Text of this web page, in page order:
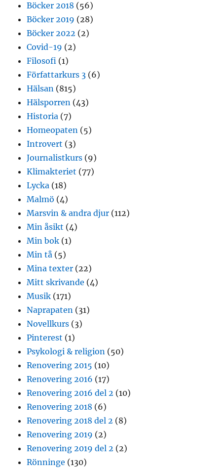
Böcker 2018 (56)
Böcker 2019 (28)
Böcker 2022 (2)
Covid-19 (2)
Filosofi (1)
Författarkurs 3 (6)
Hälsan (815)
Hälsporren (43)
Historia (7)
Homeopaten (5)
Introvert (3)
Journalistkurs (9)
Klimakteriet (77)
Lycka (18)
Malmö (4)
Marsvin & andra djur (112)
Min åsikt (4)
Min bok (1)
Min tå (5)
Mina texter (22)
Mitt skrivande (4)
Musik (171)
Naprapaten (31)
Novellkurs (3)
Pinterest (1)
Psykologi & religion (50)
Renovering 2015 (10)
Renovering 2016 (17)
Renovering 2016 del 2 (10)
Renovering 2018 (6)
Renovering 2018 del 2 (8)
Renovering 2019 (2)
Renovering 2019 del 2 (2)
Rönninge (130)